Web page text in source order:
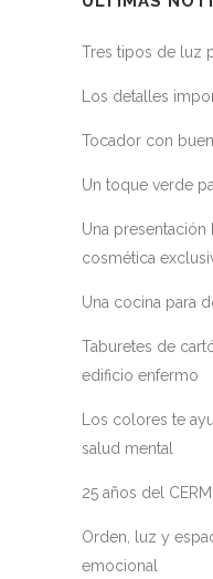
Tres tipos de luz
Los detalles
Tocador con
Un toque verde
Una presentación
cosmética
Una cocina para
Taburetes de
edificio enfermo
Los colores te
salud mental
25 años del
Orden, luz y
emocional